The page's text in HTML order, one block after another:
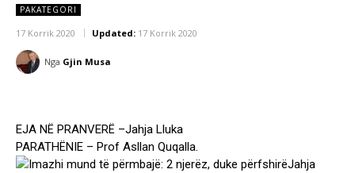
PAKATEGORI
17 Korrik 2020 Updated: 17 Korrik 2020
Nga Gjin Musa
EJA NË PRANVERË –Jahja Lluka
PARATHËNIE – Prof Asllan Quqalla.